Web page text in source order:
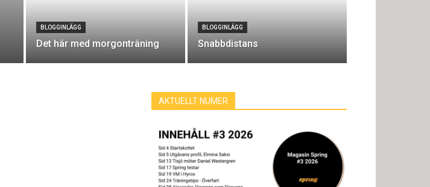
BLOGGINLÄGG
Det här med morgonträning
BLOGGINLÄGG
Snabbdistans
AKTUELLT NUMER